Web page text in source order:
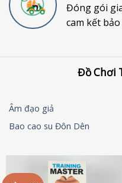
Đóng gói
cam kết
Đồ Chơi
Âm đạo giả
Bao cao su Đôn Dên